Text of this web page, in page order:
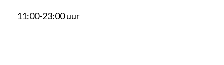
11:00-23:00 uur